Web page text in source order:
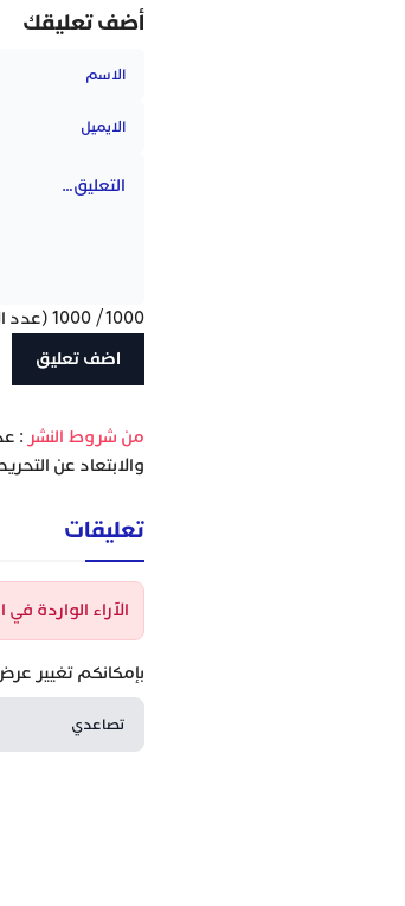
أضف تعليقك
1000
/
1000 (عدد
‫من شروط النشر :
والابتعاد عن
تعليقات
الآراء الواردة
بإمكانكم تغيير